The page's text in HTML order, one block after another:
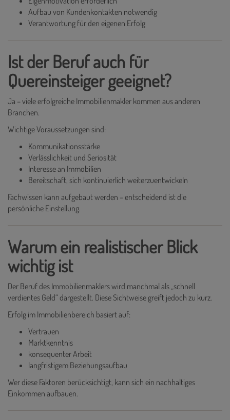
Aufbau von Kundenkontakten notwendig
Verantwortung für den eigenen Erfolg
Ist der Beruf auch für
Quereinsteiger geeignet?
Ja – viele erfolgreiche Immobilienmakler kommen aus anderen
Branchen.
Wichtige Voraussetzungen sind:
Kommunikationsstärke
Verlässlichkeit und Seriosität
Interesse an Immobilien
Bereitschaft, sich kontinuierlich weiterzuentwickeln
Fachwissen kann aufgebaut werden – entscheidend ist die
persönliche Einstellung.
Warum ein realistischer Blick
wichtig ist
Der Beruf des Immobilienmaklers wird manchmal als „schnell
verdientes Geld“ dargestellt. Diese Sichtweise greift jedoch zu kurz.
Erfolg im Immobilienbereich basiert auf:
Vertrauen
Marktkenntnis
konsequenter Arbeit
langfristigem Beziehungsaufbau
Wer diese Faktoren berücksichtigt, kann sich ein nachhaltiges
Einkommen aufbauen.